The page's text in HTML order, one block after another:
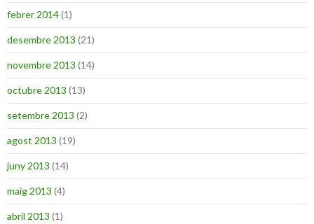
febrer 2014(1)
desembre 2013 (21)
novembre 2013 (14)
octubre 2013 (13)
setembre 2013 (2)
agost 2013 (19)
juny 2013 (14)
maig 2013 (4)
abril 2013 (1)